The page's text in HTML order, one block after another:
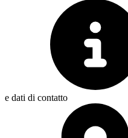
e dati di contatto